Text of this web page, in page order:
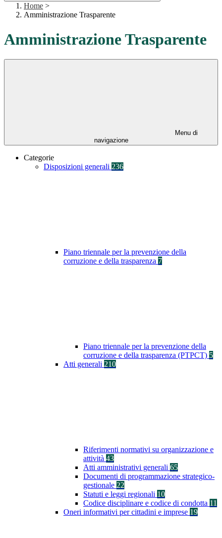
Home >
Amministrazione Trasparente
Amministrazione Trasparente
Menu di
navigazione
Categorie
Disposizioni generali 236
Piano triennale per la prevenzione della
corruzione e della trasparenza 7
Piano triennale per la prevenzione della
corruzione e della trasparenza (PTPCT) 5
Atti generali 210
Riferimenti normativi su organizzazione e
attività 43
Atti amministrativi generali 65
Documenti di programmazione strategico-
gestionale 22
Statuti e leggi regionali 10
Codice disciplinare e codice di condotta 11
Oneri informativi per cittadini e imprese 19